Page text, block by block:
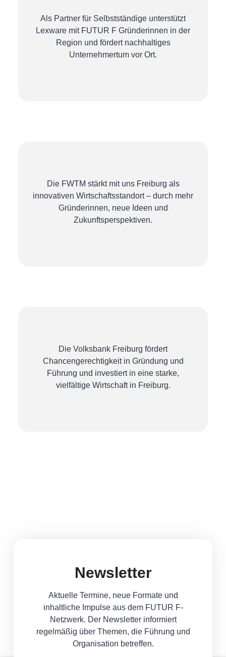
Als Partner für Selbstständige unterstützt
Lexware mit FUTUR F Gründerinnen in der
Region und fördert nachhaltiges
Unternehmertum vor Ort.
Die FWTM stärkt mit uns Freiburg als
innovativen Wirtschaftsstandort – durch mehr
Gründerinnen, neue Ideen und
Zukunftsperspektiven.
Die Volksbank Freiburg fördert
Chancengerechtigkeit in Gründung und
Führung und investiert in eine starke,
vielfältige Wirtschaft in Freiburg.
Newsletter
Aktuelle Termine, neue Formate und
inhaltliche Impulse aus dem FUTUR F-
Netzwerk. Der Newsletter informiert
regelmäßig über Themen, die Führung und
Organisation betreffen.